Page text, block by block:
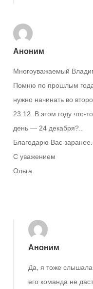
Аноним
Многоуважаемый
Помню по прошлым
нужно начинать во
23.12. В этом году что-
день — 24 декабря?..
Благодарю Вас заранее.
С уважением
Ольга
Аноним
Да, я тоже
его команда не